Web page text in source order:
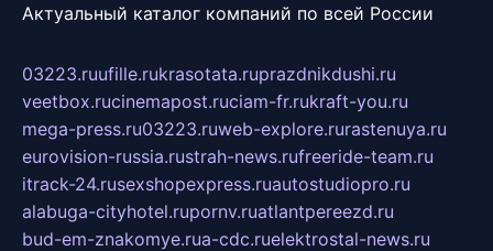
Актуальный каталог компаний по всей России
03223.ruufille.rukrasotata.ruprazdnikdushi.ru
veetbox.rucinemapost.ruciam-fr.rukraft-you.ru
mega-press.ru03223.ruweb-explore.rurastenuya.ru
eurovision-russia.rustrah-news.rufreeride-team.ru
itrack-24.rusexshopexpress.ruautostudiopro.ru
alabuga-cityhotel.rupornv.ruatlantpereezd.ru
bud-em-znakomye.rua-cdc.ruelektrostal-news.ru